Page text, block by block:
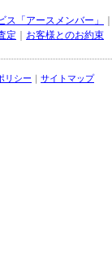
ス「アースメンバー」
定 お客様とのお約束
リシー ｜ サイトマップ